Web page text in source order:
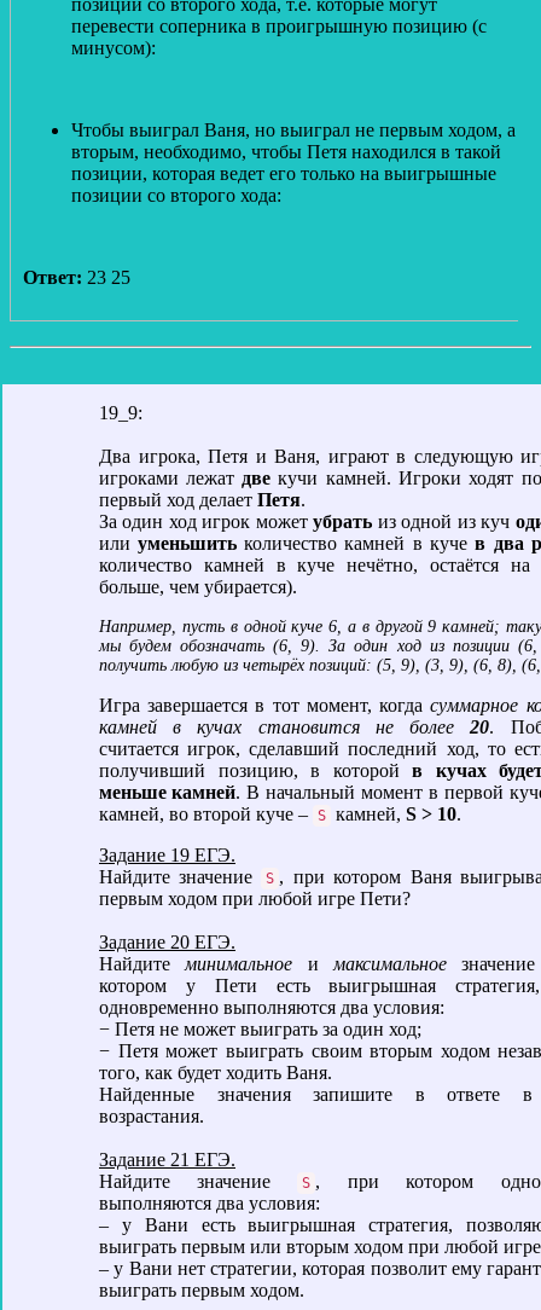
позиции со второго хода, т.е. которые могут
перевести соперника в проигрышную позицию (с
минусом):
Чтобы выиграл Ваня, но выиграл не первым ходом, а
вторым, необходимо, чтобы Петя находился в такой
позиции, которая ведет его только на выигрышные
позиции со второго хода:
Ответ: 23 25
19_9:
Два игрока, Петя и Ваня, играют в следующую
игроками лежат две кучи камней. Игроки ходят
первый ход делает Петя.
За один ход игрок может убрать из одной из куч
или уменьшить количество камней в куче в два
количество камней в куче нечётно, остаётся
больше, чем убирается).
Например, пусть в одной куче 6, а в другой 9 камней;
мы будем обозначать (6, 9). За один ход из позиции
получить любую из четырёх позиций: (5, 9), (3, 9), (6, 8),
Игра завершается в тот момент, когда суммарное
камней в кучах становится не более20.
считается игрок, сделавший последний ход, то
получивший позицию, в которой в кучах
меньше камней. В начальный момент в первой
камней, во второй куче – S камней, S > 10.
Задание 19 ЕГЭ.
Найдите значение
S , при котором Ваня
первым ходом при любой игре Пети?
Задание 20 ЕГЭ.
Найдитеминимальное имаксимальное
котором у Пети есть выигрышная
одновременно выполняются два условия:
− Петя не может выиграть за один ход;
− Петя может выиграть своим вторым ходом
того, как будет ходить Ваня.
Найденные значения запишите в ответе в
возрастания.
Задание 21 ЕГЭ.
Найдите значение
S , при котором
выполняются два условия:
– у Вани есть выигрышная стратегия,
выиграть первым или вторым ходом при любой
– у Вани нет стратегии, которая позволит ему
выиграть первым ходом.